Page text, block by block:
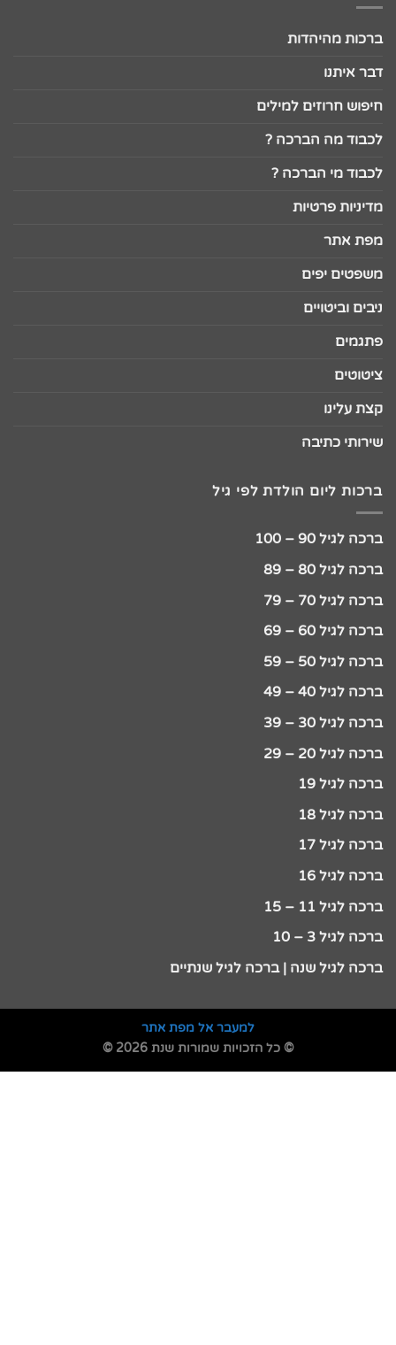
ברכות מהיהדות
דבר איתנו
חיפוש חרוזים למילים
לכבוד מה הברכה ?
לכבוד מי הברכה ?
מדיניות פרטיות
מפת אתר
משפטים יפים
ניבים וביטויים
פתגמים
ציטוטים
קצת עלינו
שירותי כתיבה
ברכות ליום הולדת לפי גיל
ברכה לגיל 90 – 100
ברכה לגיל 80 – 89
ברכה לגיל 70 – 79
ברכה לגיל 60 – 69
ברכה לגיל 50 – 59
ברכה לגיל 40 – 49
ברכה לגיל 30 – 39
ברכה לגיל 20 – 29
ברכה לגיל 19
ברכה לגיל 18
ברכה לגיל 17
ברכה לגיל 16
ברכה לגיל 11 – 15
ברכה לגיל 3 – 10
ברכה לגיל שנה | ברכה לגיל שנתיים
למעבר אל מפת אתר
© כל הזכויות שמורות שנת 2026 ©